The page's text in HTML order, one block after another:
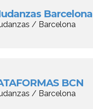
Barcelona
/ Barcelona
BCN
/ Barcelona